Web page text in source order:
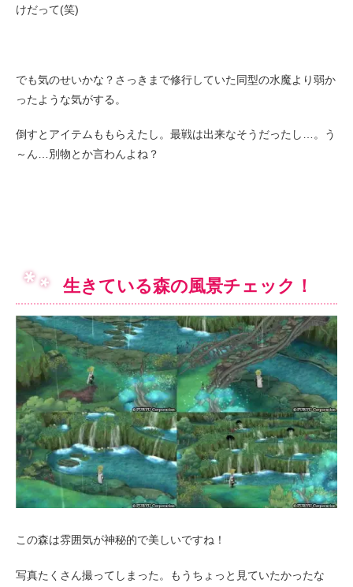
けだって(笑)
でも気のせいかな？さっきまで修行していた同型の水魔より弱か
ったような気がする。
倒すとアイテムももらえたし。最戦は出来なそうだったし…。う
～ん…別物とか言わんよね？
生きている森の風景チェック！
この森は雰囲気が神秘的で美しいですね！
写真たくさん撮ってしまった。もうちょっと見ていたかったな